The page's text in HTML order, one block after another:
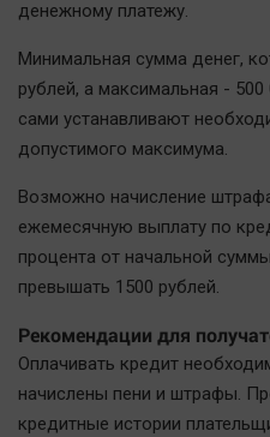
Гороскоп
Дети
ЖКХ
Интервью
Конкурс
Народная журналистика
Обсуждаем
денежному платежу.
Минимальная сумма денег,
рублей, а максимальная -
сами устанавливают
допустимого максимума.
Возможно начисление
ежемесячную выплату по
процента от начальной
превышать 1500 рублей.
Рекомендации для
Оплачивать кредит
начислены пени и штрафы.
кредитные истории